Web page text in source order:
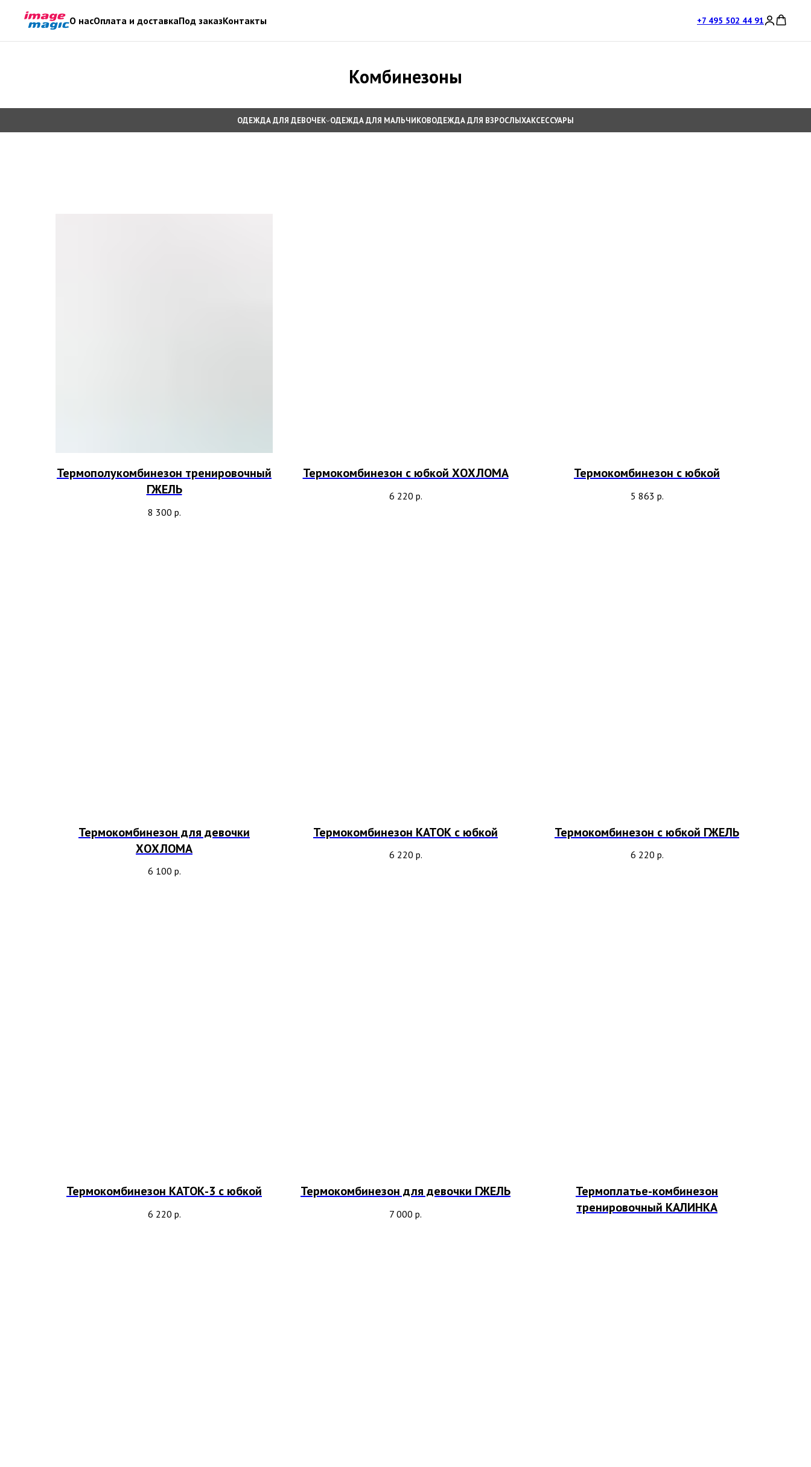
О насОплата и доставкаПод заказКонтакты +7 495 502 44 91
Комбинезоны
ОДЕЖДА ДЛЯ ДЕВОЧЕК ОДЕЖДА ДЛЯ МАЛЬЧИКОВОДЕЖДА ДЛЯ ВЗРОСЛЫХАКСЕССУАРЫ
Термополукомбинезон тренировочный
ГЖЕЛЬ
8 300 р.
Термокомбинезон с юбкой ХОХЛОМА
6 220 р.
Термокомбинезон с юбкой
5 863 р.
Термокомбинезон для девочки
ХОХЛОМА
6 100 р.
Термокомбинезон КАТОК с юбкой
6 220 р.
Термокомбинезон с юбкой ГЖЕЛЬ
6 220 р.
Термокомбинезон КАТОК-3 с юбкой
6 220 р.
Термокомбинезон для девочки ГЖЕЛЬ
7 000 р.
Термоплатье-комбинезон
тренировочный КАЛИНКА